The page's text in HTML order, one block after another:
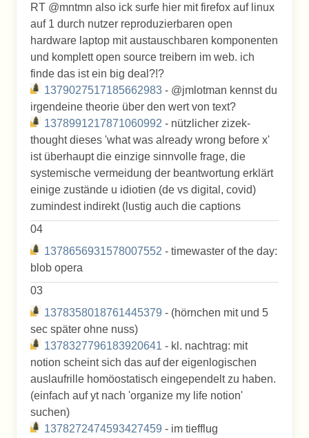
RT @mntmn also ick surfe hier mit firefox auf linux
auf 1 durch nutzer reproduzierbaren open
hardware laptop mit austauschbaren komponenten
und komplett open source treibern im web. ich
finde das ist ein big deal?!?
1379027517185662983 - @jmlotman kennst du
irgendeine theorie über den wert von text?
1378991217871060992 - nützlicher zizek-
thought dieses 'what was already wrong before x'
ist überhaupt die einzige sinnvolle frage, die
systemische vermeidung der beantwortung erklärt
einige zustände u idiotien (de vs digital, covid)
zumindest indirekt (lustig auch die captions
04
1378656931578007552 - timewaster of the day:
blob opera
03
1378358018761445379 - (hörnchen mit und 5
sec später ohne nuss)
1378327796183920641 - kl. nachtrag: mit
notion scheint sich das auf der eigenlogischen
auslaufrille homöostatisch eingependelt zu haben.
(einfach auf yt nach 'organize my life notion'
suchen)
1378272474593427459 - im tiefflug